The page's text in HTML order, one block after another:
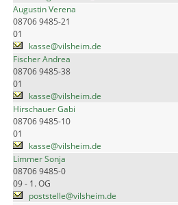
Augustin Verena
08706 9485-21
01
kasse@vilsheim.de
Fischer Andrea
08706 9485-38
01
kasse@vilsheim.de
Hirschauer Gabi
08706 9485-10
01
kasse@vilsheim.de
Limmer Sonja
08706 9485-0
09 - 1. OG
poststelle@vilsheim.de